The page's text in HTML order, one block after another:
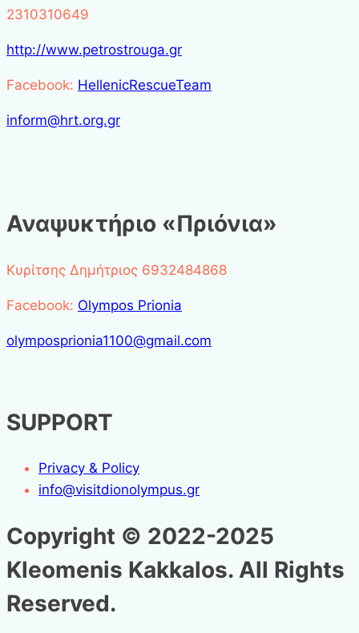
2310310649
http://www.petrostrouga.gr
Facebook: HellenicRescueTeam
inform@hrt.org.gr
Αναψυκτήριο «Πριόνια»
Κυρίτσης Δημήτριος 6932484868
Facebook: Olympos Prionia
olymposprionia1100@gmail.com
SUPPORT
Privacy & Policy
info@visitdionolympus.gr
Copyright © 2022-2025
Kleomenis Kakkalos. All Rights
Reserved.